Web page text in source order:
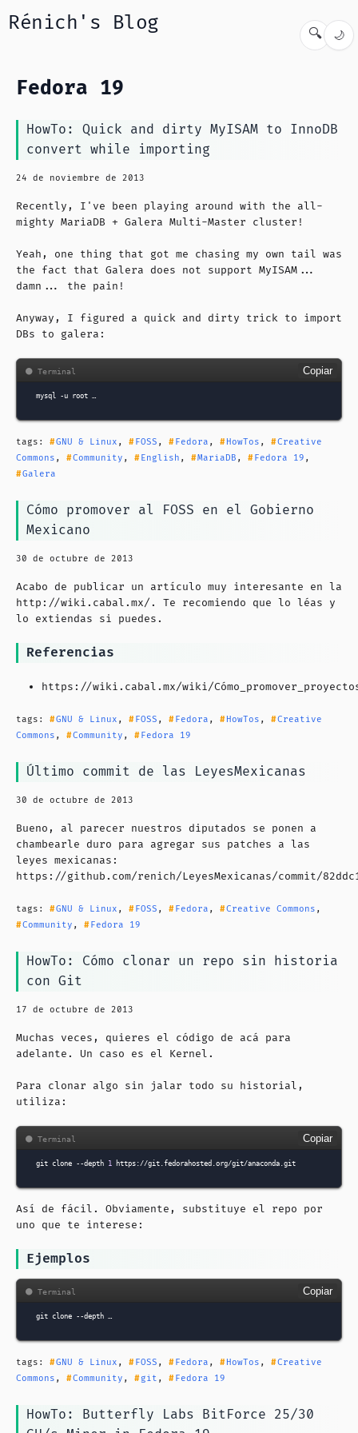
Rénich's Blog 🔍 🌙
Fedora 19
HowTo: Quick and dirty MyISAM to InnoDB
convert while importing
24 de noviembre de 2013
Recently, I've been playing around with the all-
mighty MariaDB + Galera Multi-Master cluster!
Yeah, one thing that got me chasing my own tail was
the fact that Galera does not support MyISAM...
damn... the pain!
Anyway, I figured a quick and dirty trick to import
DBs to galera:
Copiar
mysql -u root …
tags: GNU & Linux , FOSS , Fedora , HowTos ,
Creative
Commons , Community , English , MariaDB , Fedora 19 ,
Galera
Cómo promover al FOSS en el Gobierno
Mexicano
30 de octubre de 2013
Acabo de publicar un artículo muy interesante en la
http://wiki.cabal.mx/. Te recomiendo que lo léas y
lo extiendas si puedes.
Referencias
https://wiki.cabal.mx/wiki/
tags: GNU & Linux , FOSS , Fedora , HowTos ,
Creative
Commons , Community , Fedora 19
Último commit de las LeyesMexicanas
30 de octubre de 2013
Bueno, al parecer nuestros diputados se ponen a
chambearle duro para agregar sus patches a las
leyes mexicanas:
https://github.com/renich/LeyesMexicanas/commit/
tags: GNU & Linux , FOSS , Fedora , Creative Commons ,
Community , Fedora 19
HowTo: Cómo clonar un repo sin historia
con Git
17 de octubre de 2013
Muchas veces, quieres el código de acá para
adelante. Un caso es el Kernel.
Para clonar algo sin jalar todo su historial,
utiliza:
Copiar
git clone --depth 1
Así de fácil. Obviamente, substituye el repo por
uno que te interese:
Ejemplos
Copiar
git clone --depth …
tags: GNU & Linux , FOSS , Fedora , HowTos ,
Creative
Commons , Community , git , Fedora 19
HowTo: Butterfly Labs BitForce 25/30